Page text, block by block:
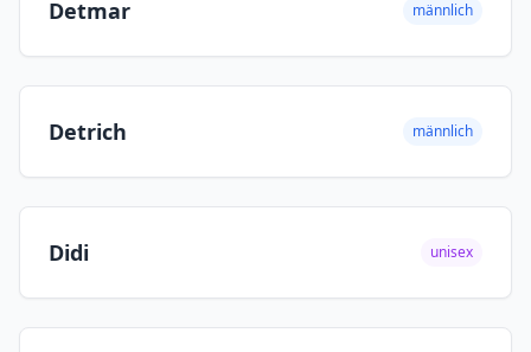
Detmar männlich
Detrich männlich
Didi unisex